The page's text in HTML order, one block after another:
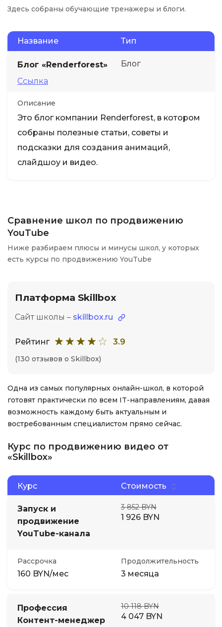
Здесь собраны обучающие тренажеры и блоги.
Название Тип
Блог «Renderforest»
Ссылка
Блог
Описание
Это блог компании Renderforest, в котором
собраны полезные статьи, советы и
подсказки для создания анимаций,
слайдшоу и видео.
Сравнение школ по продвижению
YouTube
Ниже разбираем плюсы и минусы школ, у которых
есть курсы по продвижению YouTube
Платформа Skillbox
Сайт школы – skillbox.ru
Рейтинг 3.9
(130 отзывов о Skillbox)
Одна из самых популярных онлайн-школ, в которой
готовят практически по всем IT-направлениям, давая
возможность каждому быть актуальным и
востребованным специалистом прямо сейчас.
Курс по продвижению видео от
«Skillbox»
Курс Стоимость
Запуск и
продвижение
YouTube-канала
3 852 BYN
1 926 BYN
Рассрочка
160 BYN/мес
Продолжительность
3 месяца
Профессия
Контент-менеджер
10 118 BYN
4 047 BYN